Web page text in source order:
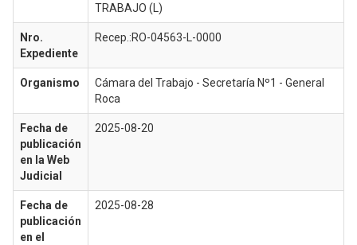
TRABAJO (L)
Nro.
Expediente
Recep.:RO-04563-L-0000
Organismo
Cámara del Trabajo - Secretaría Nº1 - General
Roca
Fecha de
publicación
en la Web
Judicial
2025-08-20
Fecha de
publicación
en el
2025-08-28